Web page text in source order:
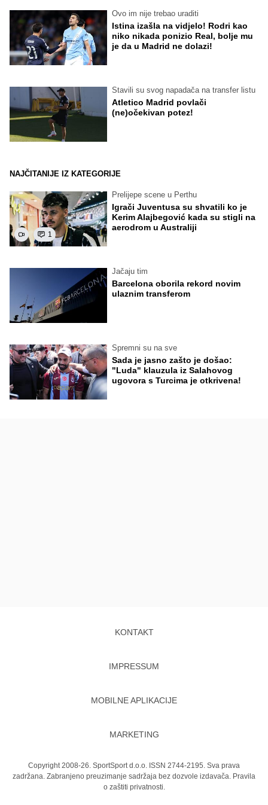
Ovo im nije trebao uraditi
Istina izašla na vidjelo! Rodri kao
niko nikada ponizio Real, bolje mu
je da u Madrid ne dolazi!
Stavili su svog napadača na transfer listu
Atletico Madrid povlači
(ne)očekivan potez!
NAJČITANIJE IZ KATEGORIJE
1
Prelijepe scene u Perthu
Igrači Juventusa su shvatili ko je
Kerim Alajbegović kada su stigli na
aerodrom u Australiji
Jačaju tim
Barcelona oborila rekord novim
ulaznim transferom
Spremni su na sve
Sada je jasno zašto je došao:
"Luda" klauzula iz Salahovog
ugovora s Turcima je otkrivena!
KONTAKT
IMPRESSUM
MOBILNE APLIKACIJE
MARKETING
Copyright 2008-26. SportSport d.o.o. ISSN 2744-2195. Sva prava
zadržana. Zabranjeno preuzimanje sadržaja bez dozvole izdavača. Pravila
o zaštiti privatnosti.